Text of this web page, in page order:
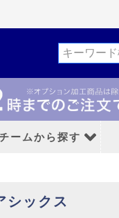
ームから探す
ックス